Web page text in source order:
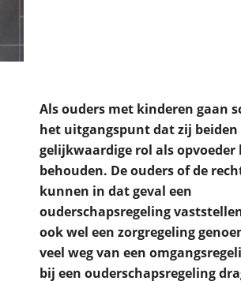
Als ouders met kinderen gaan
het uitgangspunt dat zij beiden
gelijkwaardige rol als opvoeder
behouden. De ouders of de
kunnen in dat geval een
ouderschapsregeling
ook wel een zorgregeling
veel weg van een
bij een ouderschapsregeling